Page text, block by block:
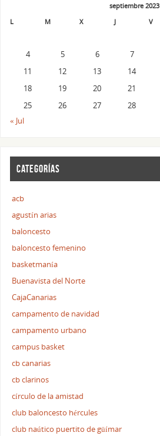
septiembre 2023
L
M X J V
4
5 6 7
11
12 13 14
18
19 20 21
25
26 27 28
« Jul
CATEGORÍAS
acb
agustín arias
baloncesto
baloncesto femenino
basketmanía
Buenavista del Norte
CajaCanarias
campamento de navidad
campamento urbano
campus basket
cb canarias
cb clarinos
círculo de la amistad
club baloncesto hércules
club naútico puertito de güímar